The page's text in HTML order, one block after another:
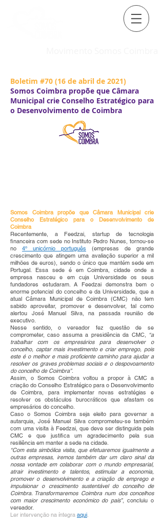
Boletim #70 (16 de abril de 2021)
Somos Coimbra propõe que Câmara
Municipal crie Conselho Estratégico para
o Desenvolvimento de Coimbra
Somos Coimbra propõe que Câmara Municipal crie
Conselho Estratégico para o Desenvolvimento de
Coimbra
Recentemente, a Feedzai, startup de tecnologia
financeira com sede no Instituto Pedro Nunes, tornou-se
no 4º unicórnio português (empresas de grande
crescimento que atingem uma avaliação superior a mil
milhões de euros), sendo o único que mantém sede em
Portugal. Essa sede é em Coimbra, cidade onde a
empresa nasceu e em cuja Universidade os seus
fundadores estudaram. A Feedzai demonstra bem o
enorme potencial do concelho e da Universidade, que a
atual Câmara Municipal de Coimbra (CMC) não tem
sabido aproveitar, promover e desenvolver, tal como
alertou José Manuel Silva, na passada reunião de
executivo.
Nesse sentido, o vereador fez questão de se
comprometer, caso assuma a presidência da CMC, “a
trabalhar com os empresários para desenvolver o
concelho, captar mais investimento e criar emprego, pois
este é o melhor e mais proficiente caminho para ajudar a
resolver os graves problemas sociais e o despovoamento
do concelho de Coimbra”.
Assim, o Somos Coimbra voltou a propor à CMC a
criação do Conselho Estratégico para o Desenvolvimento
de Coimbra, para implementar novas estratégias e
resolver os obstáculos burocráticos que afastam os
empresários do concelho.
Caso o Somos Coimbra seja eleito para governar a
autarquia, José Manuel Silva comprometeu-se também
com uma visita à Feedzai, que deve ser distinguida pela
CMC e que justifica um agradecimento pela sua
resiliência em manter a sede na cidade.
“Com esta simbólica visita, que efetuaremos igualmente a
outras empresas, iremos também dar um claro sinal da
nossa vontade em colaborar com o mundo empresarial,
atrair investimento e talentos, estimular a economia,
promover o desenvolvimento e a criação de emprego e
impulsionar o crescimento sustentável do concelho de
Coimbra. Transformaremos Coimbra num dos concelhos
com maior crescimento económico do país”, concluiu o
vereador.
Ler intervenção na íntegra aqui.